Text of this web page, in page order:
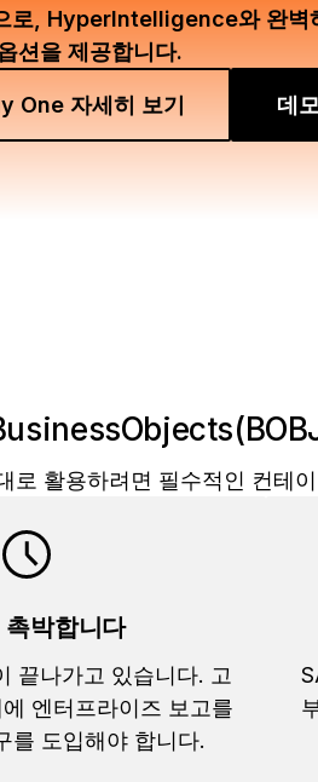
로, HyperIntelligence와 완벽
션을 제공합니다.
One 자세히 보기 데
로 활용하려면 필수적인 컨테
박합니다
끝나가고 있습니다. 고
엔터프라이즈 보고를
를 도입해야 합니다.